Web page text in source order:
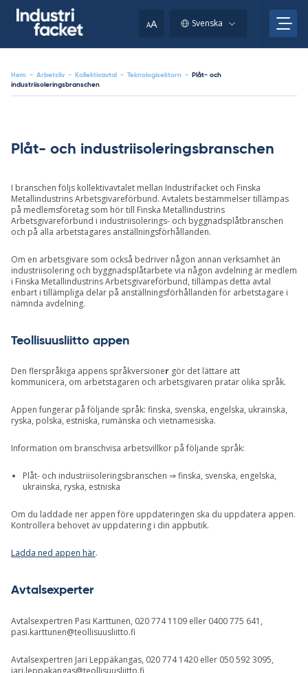
AA Svenska
Hem - Arbetsliv - Kollektivavtal - Teknologisektorn -
Plåt- och
industriisoleringsbranschen
Plåt- och industriisoleringsbranschen
I branschen följs kollektivavtalet mellan Industrifacket och Finska
Metallindustrins Arbetsgivareförbund. Avtalets bestämmelser tillämpas
på medlemsföretag som hör till Finska Metallindustrins
Arbetsgivareförbund i industriisolerings- och byggnadsplåtbranschen
och på alla arbetstagares anställningsförhållanden.
Om en arbetsgivare som också bedriver någon annan verksamhet än
industriisolering och byggnadsplåtarbete via någon avdelning är medlem
i Finska Metallindustrins Arbetsgivareförbund, tillämpas detta avtal
enbart i tillämpliga delar på anställningsförhållanden för arbetstagare i
nämnda avdelning.
Teollisuusliitto appen
Den flerspråkiga appens språkversioner gör det lättare att
kommunicera, om arbetstagaren och arbetsgivaren pratar olika språk.
Appen fungerar på följande språk: finska, svenska, engelska, ukrainska,
ryska, polska, estniska, rumänska och vietnamesiska.
Information om branschvisa arbetsvillkor på följande språk:
Plåt- och industriisoleringsbranschen ⇒ finska, svenska, engelska,
ukrainska, ryska, estniska
Om du laddade ner appen före uppdateringen ska du uppdatera appen.
Kontrollera behovet av uppdatering i din appbutik.
Ladda ned appen här.
Avtalsexperter
Avtalsexpertren Pasi Karttunen, 020 774 1109 eller 0400 775 641,
pasi.karttunen@teollisuusliitto.fi
Avtalsexpertren Jari Leppäkangas, 020 774 1420 eller 050 592 3095,
jari.leppakangas@teollisuusliitto.fi